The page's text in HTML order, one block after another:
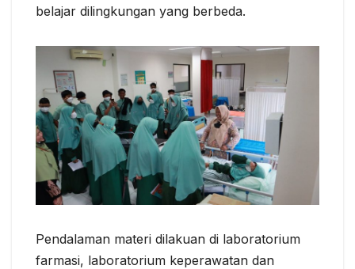
belajar dilingkungan yang berbeda.
Pendalaman materi dilakuan di laboratorium
farmasi, laboratorium keperawatan dan